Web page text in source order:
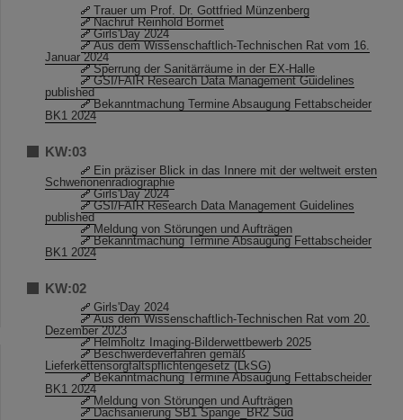
Trauer um Prof. Dr. Gottfried Münzenberg
Nachruf Reinhold Bormet
Girls'Day 2024
Aus dem Wissenschaftlich-Technischen Rat vom 16.
Januar 2024
Sperrung der Sanitärräume in der EX-Halle
GSI/FAIR Research Data Management Guidelines
published
Bekanntmachung Termine Absaugung Fettabscheider
BK1 2024
KW:03
Ein präziser Blick in das Innere mit der weltweit ersten
Schwerionenradiographie
Girls'Day 2024
GSI/FAIR Research Data Management Guidelines
published
Meldung von Störungen und Aufträgen
Bekanntmachung Termine Absaugung Fettabscheider
BK1 2024
KW:02
Girls'Day 2024
Aus dem Wissenschaftlich-Technischen Rat vom 20.
Dezember 2023
Helmholtz Imaging-Bilderwettbewerb 2025
Beschwerdeverfahren gemäß
Lieferkettensorgfaltspflichtengesetz (LkSG)
Bekanntmachung Termine Absaugung Fettabscheider
BK1 2024
Meldung von Störungen und Aufträgen
Dachsanierung SB1 Spange_BR2 Süd